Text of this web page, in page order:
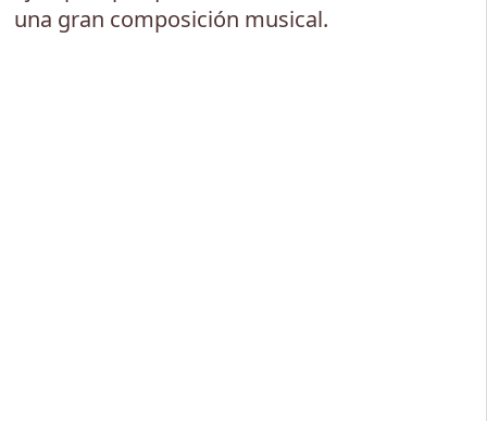
una gran composición musical.